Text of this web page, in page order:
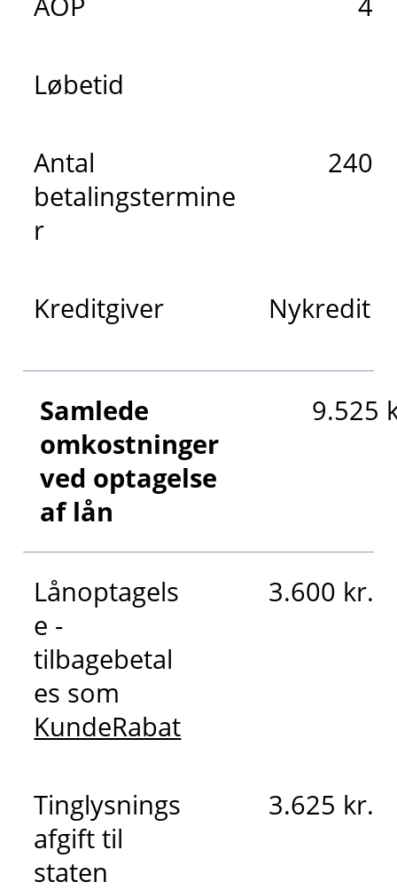
Løbetid
Antal
betalingstermine
r
240
Kreditgiver Nykredit
Samlede
omkostninger
ved optagelse
af lån
9.525
Lånoptagels
e -
tilbagebetal
es som
KundeRabat
3.600 kr.
Tinglysnings
afgift til
staten
3.625 kr.